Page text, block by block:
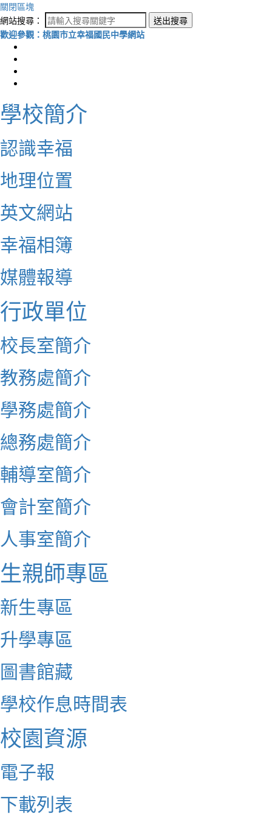
關閉區塊
網站搜尋：
送出搜尋
歡迎參觀：桃園市立幸福國民中學網站
學校簡介
認識幸福
地理位置
英文網站
幸福相簿
媒體報導
行政單位
校長室簡介
教務處簡介
學務處簡介
總務處簡介
輔導室簡介
會計室簡介
人事室簡介
生親師專區
新生專區
升學專區
圖書館藏
學校作息時間表
校園資源
電子報
下載列表